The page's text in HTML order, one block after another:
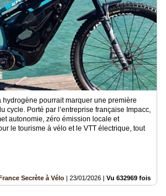
hydrogène pourrait marquer une première
cycle. Porté par l’entreprise française Impacc,
autonomie, zéro émission locale et
le tourisme à vélo et le VTT électrique, tout
Secrète à Vélo | 23/01/2026 | Vu 632969 fois